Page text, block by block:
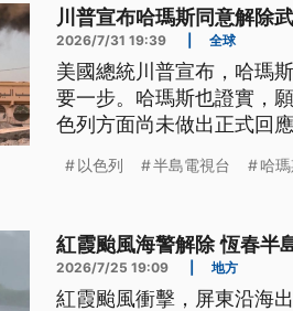
川普宣布哈瑪斯同意解除
2026/7/31 19:39 全球
美國總統川普宣布，哈瑪
要一步。哈瑪斯也證實，
色列方面尚未做出正式回
以色列 半島電視台 哈
紅霞颱風海警解除 恆春半
2026/7/25 19:09 地方
紅霞颱風衝擊，屏東沿海